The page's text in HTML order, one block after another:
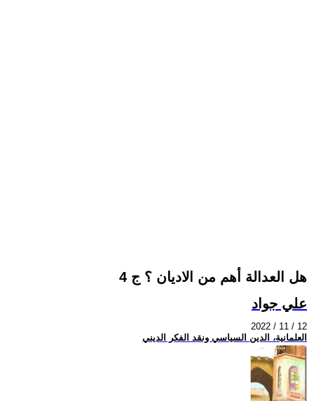
هل العدالة أهم من الاديان ؟ ج 4
علي جواد
2022 / 11 / 12
العلمانية، الدين السياسي ونقد الفكر الديني